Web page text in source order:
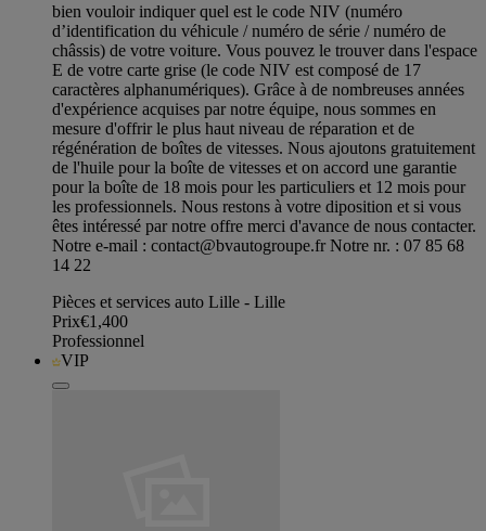
bien vouloir indiquer quel est le code NIV (numéro
d’identification du véhicule / numéro de série / numéro de
châssis) de votre voiture. Vous pouvez le trouver dans l'espace
E de votre carte grise (le code NIV est composé de 17
caractères alphanumériques). Grâce à de nombreuses années
d'expérience acquises par notre équipe, nous sommes en
mesure d'offrir le plus haut niveau de réparation et de
régénération de boîtes de vitesses. Nous ajoutons gratuitement
de l'huile pour la boîte de vitesses et on accord une garantie
pour la boîte de 18 mois pour les particuliers et 12 mois pour
les professionnels. Nous restons à votre diposition et si vous
êtes intéressé par notre offre merci d'avance de nous contacter.
Notre e-mail : contact@bvautogroupe.frNotre nr. : 07 85 68
14 22
Pièces et services auto Lille - Lille
Prix€1,400
Professionnel
VIP